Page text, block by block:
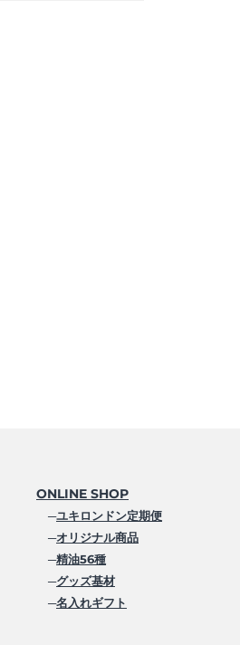
ONLINE SHOP
─ユキロンドン定期便
─オリジナル商品
─精油56種
─グッズ基材
─名入れギフト